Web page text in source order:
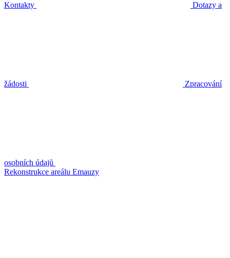
Kontakty Dotazy a
žádosti Zpracování
osobních údajů
Rekonstrukce areálu Emauzy